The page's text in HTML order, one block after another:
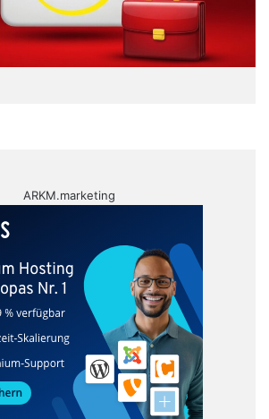
ARKM.marketing